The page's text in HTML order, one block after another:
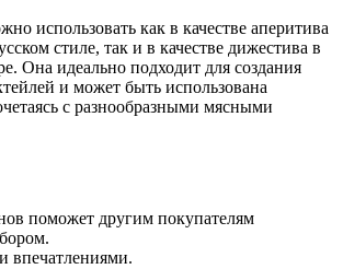
использовать как в качестве аперитива
стиле, так и в качестве дижестива в
Она идеально подходит для создания
и может быть использована
с разнообразными мясными
поможет другим покупателям
впечатлениями.